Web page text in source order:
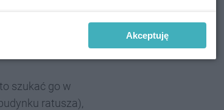
szukać go w
ratusza),
Akceptuję